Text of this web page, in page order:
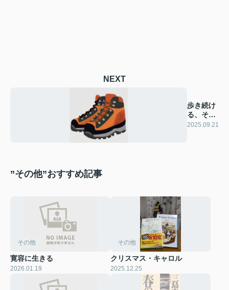
NEXT
歩き続け
る、その
先に
2025.09.21
”その他”おすすめ記事
その他
寛容に生きる
2026.01.19
その他
クリスマス・キャロル
2025.12.25